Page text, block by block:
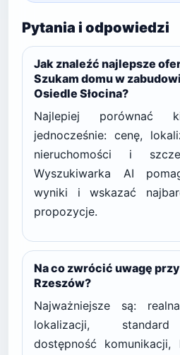
Pytania i odpowiedzi
Jak znaleźć najlepsze
Szukam domu w
Osiedle Słocina?
Najlepiej porównać
jednocześnie: cenę,
nieruchomości i
Wyszukiwarka AI
wyniki i wskazać
propozycje.
Na co zwrócić uwagę
Rzeszów?
Najważniejsze są:
lokalizacji, standard
dostępność komunikacji,